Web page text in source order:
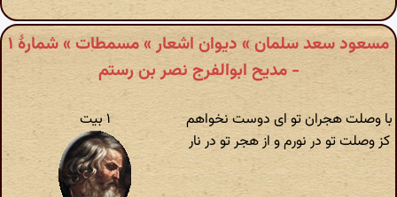
مسعود سعد سلمان » دیوان اشعار » مسمطات » شمارهٔ ۱
- مدیح ابوالفرج نصر بن رستم
با وصلت هجران تو ای دوست نخواهم
کز وصلت تو در نورم و از هجر تو در نار
۱ بیت